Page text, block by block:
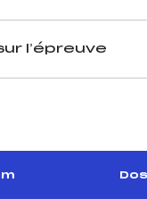
l’épreuve
Dos